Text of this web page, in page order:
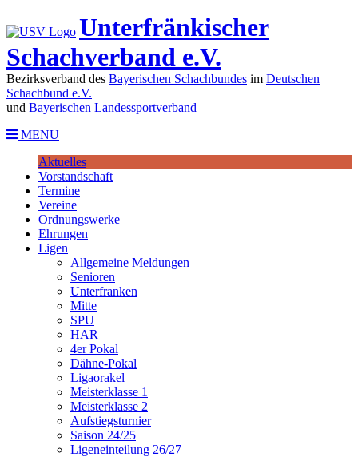
Unterfränkischer
Schachverband e.V.
Bezirksverband des Bayerischen Schachbundes im Deutschen
Schachbund e.V.
und Bayerischen Landessportverband
MENU
Aktuelles
Vorstandschaft
Termine
Vereine
Ordnungswerke
Ehrungen
Ligen
Allgemeine Meldungen
Senioren
Unterfranken
Mitte
SPU
HAR
4er Pokal
Dähne-Pokal
Ligaorakel
Meisterklasse 1
Meisterklasse 2
Aufstiegsturnier
Saison 24/25
Ligeneinteilung 26/27